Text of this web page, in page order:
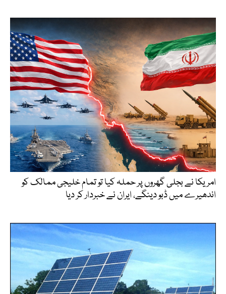
امریکا نے بجلی گھروں پر حملہ کیا تو تمام خلیجی ممالک کو
اندھیرے میں ڈبو دینگے، ایران نے خبردار کر دیا